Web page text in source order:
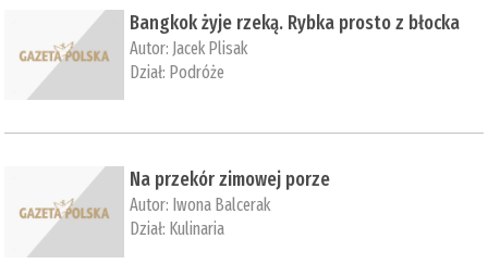
Bangkok żyje rzeką. Rybka prosto z błocka
Autor: Jacek Plisak
Dział: Podróże
Na przekór zimowej porze
Autor: Iwona Balcerak
Dział: Kulinaria